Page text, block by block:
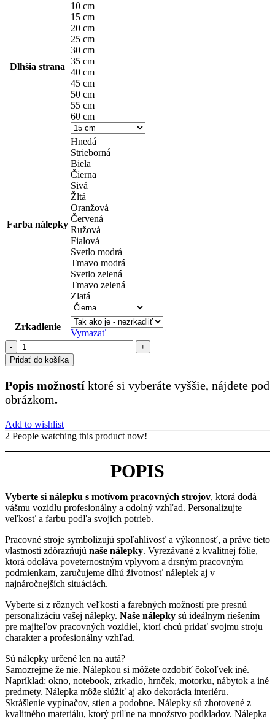
Dlhšia strana
10 cm
15 cm
20 cm
25 cm
30 cm
35 cm
40 cm
45 cm
50 cm
55 cm
60 cm
Farba nálepky
Hnedá
Strieborná
Biela
Čierna
Sivá
Žltá
Oranžová
Červená
Ružová
Fialová
Svetlo modrá
Tmavo modrá
Svetlo zelená
Tmavo zelená
Zlatá
Zrkadlenie
Vymazať
množstvo
pracovné
stroje
(28)
Pridať do košíka
Popis možností ktoré si vyberáte vyššie, nájdete pod
obrázkom.
Add to wishlist
2 People watching this product now!
POPIS
Vyberte si nálepku s motívom pracovných strojov, ktorá dodá
vášmu vozidlu profesionálny a odolný vzhľad. Personalizujte
veľkosť a farbu podľa svojich potrieb.
Pracovné stroje symbolizujú spoľahlivosť a výkonnosť, a práve tieto
vlastnosti zdôrazňujú naše nálepky. Vyrezávané z kvalitnej fólie,
ktorá odoláva poveternostným vplyvom a drsným pracovným
podmienkam, zaručujeme dlhú životnosť nálepiek aj v
najnáročnejších situáciách.
Vyberte si z rôznych veľkostí a farebných možností pre presnú
personalizáciu vašej nálepky. Naše nálepky sú ideálnym riešením
pre majiteľov pracovných vozidiel, ktorí chcú pridať svojmu stroju
charakter a profesionálny vzhľad.
Sú nálepky určené len na autá?
Samozrejme že nie. Nálepkou si môžete ozdobiť čokoľvek iné.
Napríklad: okno, notebook, zrkadlo, hrnček, motorku, nábytok a iné
predmety. Nálepka môže slúžiť aj ako dekorácia interiéru.
Skrášlenie vypínačov, stien a podobne. Nálepky sú zhotovené z
kvalitného materiálu, ktorý priľne na množstvo podkladov. Nálepka